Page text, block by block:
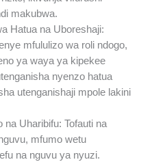
makubwa.
Hatua na Uboreshaji:
mfululizo wa roli ndogo,
ya waya ya kipekee
nyenzo hatua
utenganishaji mpole lakini
na Uharibifu: Tofauti na
mfumo wetu
na nguvu ya nyuzi.